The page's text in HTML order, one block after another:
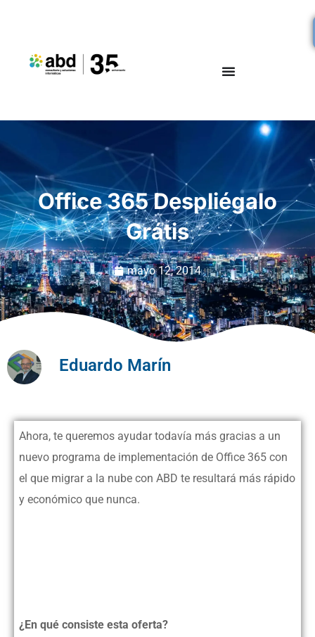
Office 365 Despliégalo
Grátis
mayo 12, 2014
Eduardo Marín
Ahora, te queremos ayudar todavía más gracias a un
nuevo programa de implementación de Office 365 con
el que migrar a la nube con ABD te resultará más rápido
y económico que nunca.
¿En qué consiste esta oferta?